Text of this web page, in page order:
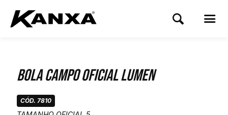
Bola Campo Oficial Lumen
CÓD. 7810